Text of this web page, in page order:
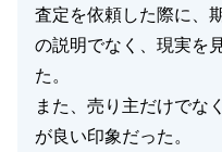
査定を依頼した際に、
の説明でなく、現実を
た。
また、売り主だけでな
が良い印象だった。